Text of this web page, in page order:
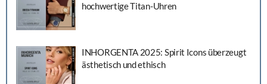
hochwertige Titan-Uhren
INHORGENTA 2025: Spirit Icons überzeugt
ästhetisch und ethisch